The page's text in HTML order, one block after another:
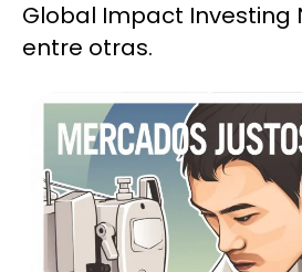
Global Impact Investing
entre otras.